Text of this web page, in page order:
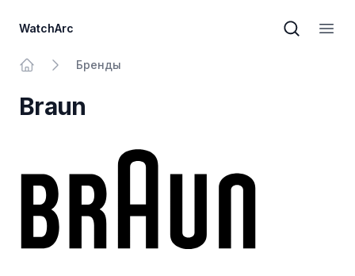
WatchArc
Поиск
Бренды
Braun